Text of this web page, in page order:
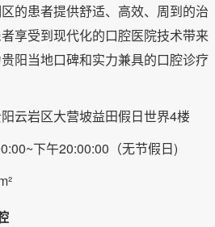
的患者提供舒适、高效、周到的治
享受到现代化的口腔医院技术带来
阳当地口碑和实力兼具的口腔诊疗
云岩区大营坡益田假日世界4楼
下午20:00:00（无节假日)